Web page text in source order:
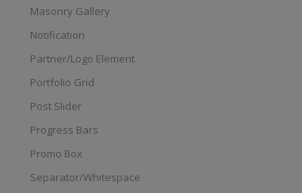
Masonry Gallery
Notification
Partner/Logo Element
Portfolio Grid
Post Slider
Progress Bars
Promo Box
Separator/Whitespace